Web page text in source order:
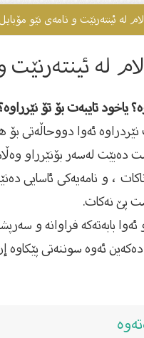
لە ئینتەرنێت و نامەی نێو
لە
یاخود تایبەت بۆ تۆ
ئەوا دووحاڵەتی بۆ
لەسەر بۆنێرراو
، و نامەیەكی ئاسایی
پێ نەكات.
ئەوا بابەتەكە فراوانە و
ئەوە سوننەتی پێكاوە